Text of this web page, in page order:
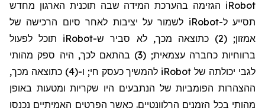
iRobot הגזימה בהערכת המידה שבה תוכנית הארגון מחדש
תסייע ל-iRobot לשמור על יציבות לאחר סיום הרכישה של
אמזון; (2) כתוצאה מכך, לא סביר ש-
iRobot תוכל לפעול
ברווחיות כחברה עצמאית; (3) בהתאם לכך, היה ספק מהותי
לגבי יכולתה של iRobot
להמשיך כעסק חי; ו-(4) כתוצאה מכך,
ההצהרות הפומביות של הנתבעים היו שקריות ומטעות באופן
מהותי בכל הזמנים הרלוונטיים. כאשר הפרטים האמיתיים נכנסו